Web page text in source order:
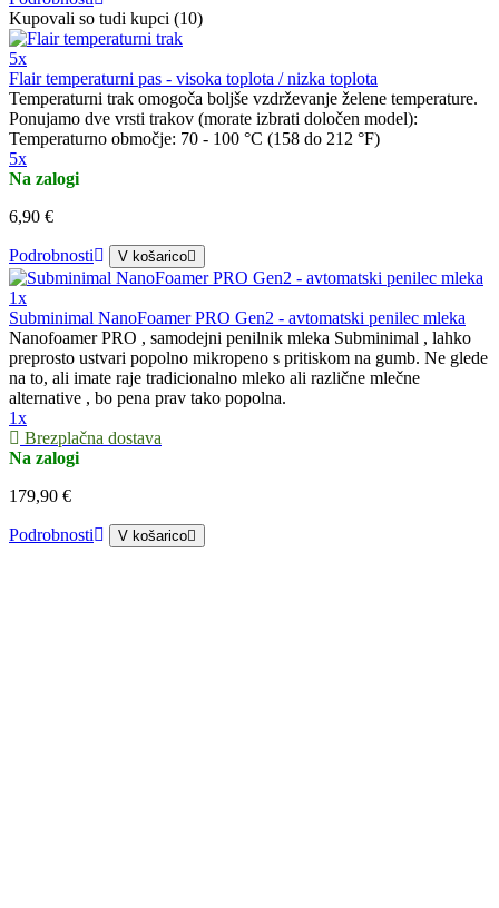
Kupovali so tudi kupci (10)
5x
Flair temperaturni pas - visoka toplota / nizka toplota
Temperaturni trak omogoča boljše vzdrževanje želene temperature.
Ponujamo dve vrsti trakov (morate izbrati določen model):
Temperaturno območje: 70 - 100 °C (158 do 212 °F)
5x
Na zalogi
6,90 €
Podrobnosti V košarico
1x
Subminimal NanoFoamer PRO Gen2 - avtomatski penilec mleka
Nanofoamer PRO , samodejni penilnik mleka Subminimal , lahko
preprosto ustvari popolno mikropeno s pritiskom na gumb. Ne glede
na to, ali imate raje tradicionalno mleko ali različne mlečne
alternative , bo pena prav tako popolna.
1x
Brezplačna dostava
Na zalogi
179,90 €
Podrobnosti V košarico